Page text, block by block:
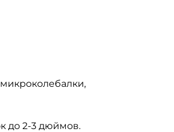
микроколебалки,
до 2-3 дюймов.